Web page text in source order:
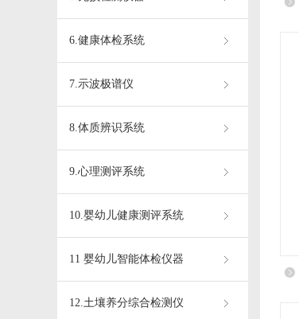
6.健康体检系统
7.示波极谱仪
8.体质辨识系统
9.心理测评系统
10.婴幼儿健康测评系统
11 婴幼儿智能体检仪器
12.土壤养分综合检测仪